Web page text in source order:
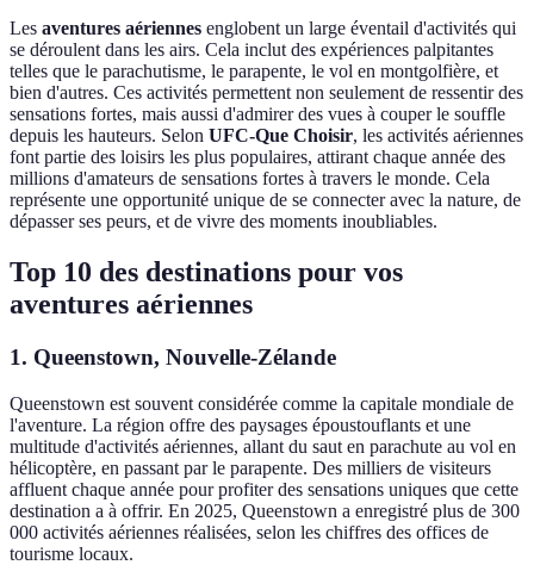
Les aventures aériennes englobent un large éventail d'activités qui
se déroulent dans les airs. Cela inclut des expériences palpitantes
telles que le parachutisme, le parapente, le vol en montgolfière, et
bien d'autres. Ces activités permettent non seulement de ressentir des
sensations fortes, mais aussi d'admirer des vues à couper le souffle
depuis les hauteurs. Selon UFC-Que Choisir, les activités aériennes
font partie des loisirs les plus populaires, attirant chaque année des
millions d'amateurs de sensations fortes à travers le monde. Cela
représente une opportunité unique de se connecter avec la nature, de
dépasser ses peurs, et de vivre des moments inoubliables.
Top 10 des destinations pour vos
aventures aériennes
1. Queenstown, Nouvelle-Zélande
Queenstown est souvent considérée comme la capitale mondiale de
l'aventure. La région offre des paysages époustouflants et une
multitude d'activités aériennes, allant du saut en parachute au vol en
hélicoptère, en passant par le parapente. Des milliers de visiteurs
affluent chaque année pour profiter des sensations uniques que cette
destination a à offrir. En 2025, Queenstown a enregistré plus de 300
000 activités aériennes réalisées, selon les chiffres des offices de
tourisme locaux.